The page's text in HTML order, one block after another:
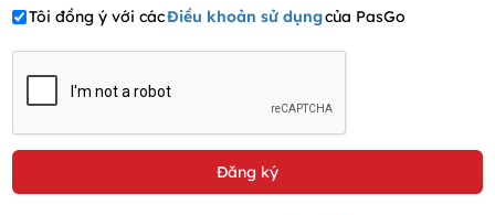
Tôi đồng ý với cácĐiều khoản sử dụngcủa PasGo